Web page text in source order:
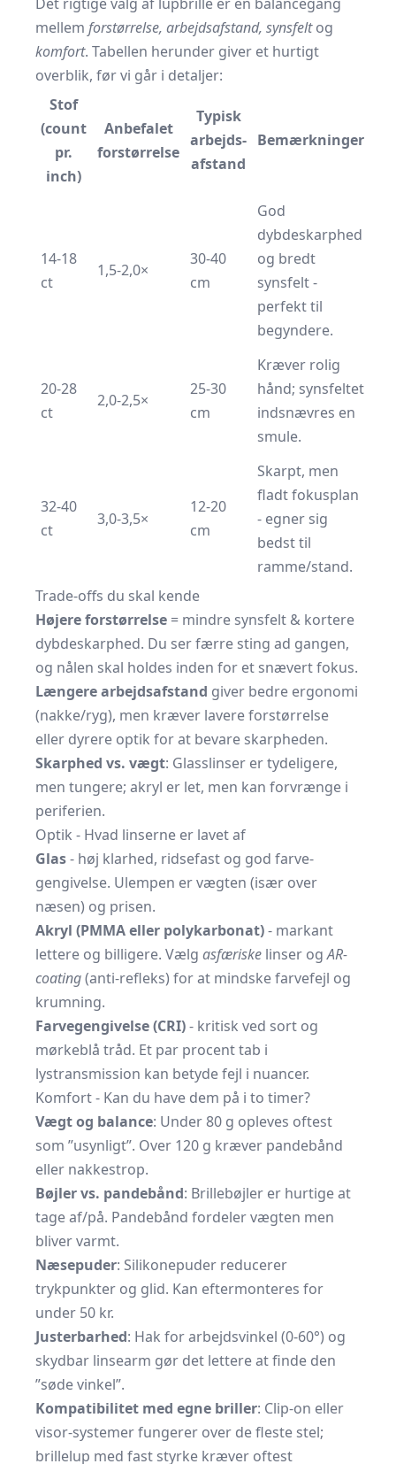
mellem forstørrelse, arbejdsafstand, synsfeltog
komfort. Tabellen herunder giver et hurtigt
overblik, før vi går i detaljer:
Stof
(count
pr.
inch)
Anbefalet
forstørrelse
Typisk
arbejds­
afstand
Bemærkninger
14-18
ct
1,5-2,0×
30-40
cm
God
dybdeskarphed
og bredt
synsfelt -
perfekt til
begyndere.
20-28
ct
2,0-2,5×
25-30
cm
Kræver rolig
hånd; synsfeltet
indsnævres en
smule.
32-40
ct
3,0-3,5×
12-20
cm
Skarpt, men
fladt fokus­plan
- egner sig
bedst til
ramme/stand.
Trade-offs du skal kende
Højere forstørrelse = mindre synsfelt & kortere
dybde­skarphed. Du ser færre sting ad gangen,
og nålen skal holdes inden for et snævert fokus.
Længere arbejds­afstand giver bedre ergonomi
(nakke/ryg), men kræver lavere forstørrelse
eller dyrere optik for at bevare skarpheden.
Skarphed vs. vægt: Glasslinser er tydeligere,
men tungere; akryl er let, men kan forvrænge i
periferien.
Optik - Hvad linserne er lavet af
Glas- høj klarhed, ridsefast og god farve­
gengivelse. Ulempen er vægten (især over
næsen) og prisen.
Akryl (PMMA eller polykarbonat)- markant
lettere og billigere. Vælg asfæriske linser ogAR-
coating(anti-refleks) for at mindske farvefejl og
krumning.
Farve­gengivelse (CRI)- kritisk ved sort og
mørkeblå tråd. Et par procent tab i
lystransmission kan betyde fejl i nuancer.
Komfort - Kan du have dem på i to timer?
Vægt og balance: Under 80 g opleves oftest
som ”usynligt”. Over 120 g kræver pandebånd
eller nakkestrop.
Bøjler vs. pandebånd: Brillebøjler er hurtige at
tage af/på. Pande­bånd fordeler vægten men
bliver varmt.
Næsepuder: Silikonepuder reducerer
trykpunkter og glid. Kan eftermonteres for
under 50 kr.
Justerbarhed: Hak for arbejds­vinkel (0-60°) og
skydbar linsearm gør det lettere at finde den
”søde vinkel”.
Kompatibilitet med egne briller: Clip-on eller
visor-systemer fungerer over de fleste stel;
brillelup med fast styrke kræver oftest